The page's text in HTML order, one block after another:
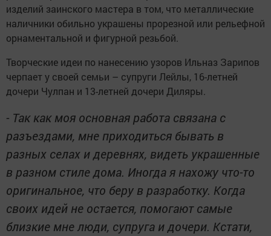
изделий заинского мастера в том, что металлические
наличники обильно украшены прорезной или рельефной
орнаментальной и фигурной резьбой.
Творческие идеи по нанесению узоров Ильназ Зарипов
черпает у своей семьи – супруги Лейлы, 16-летней
дочери Чулпан и 13-летней дочери Диляры.
- Так как моя основная работа связана с
разъездами, мне приходиться бывать в
разных селах и деревнях, видеть украшенные
в разном стиле дома. Иногда я нахожу что-то
оригинальное, что беру в разработку. Когда
своих идей не остается, помогают самые
близкие мне люди, супруга и дочери. Кстати,